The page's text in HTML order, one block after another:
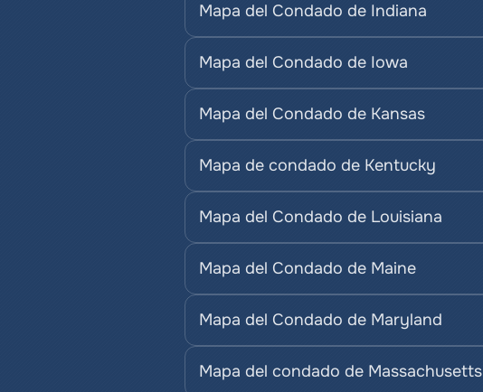
Mapa del Condado de Indiana
Mapa del Condado de Iowa
Mapa del Condado de Kansas
Mapa de condado de Kentucky
Mapa del Condado de Louisiana
Mapa del Condado de Maine
Mapa del Condado de Maryland
Mapa del condado de Massachusetts